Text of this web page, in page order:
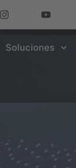
Soluciones